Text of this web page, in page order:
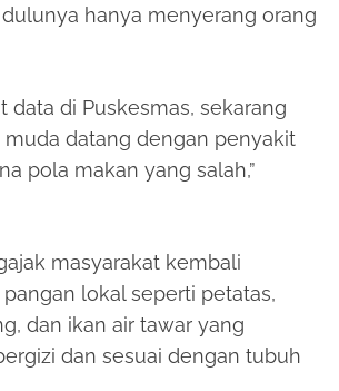
hanya menyerang orang
data di Puskesmas, sekarang
muda datang dengan penyakit
pola makan yang salah,”
masyarakat kembali
lokal seperti petatas,
dan ikan air tawar yang
dan sesuai dengan tubuh